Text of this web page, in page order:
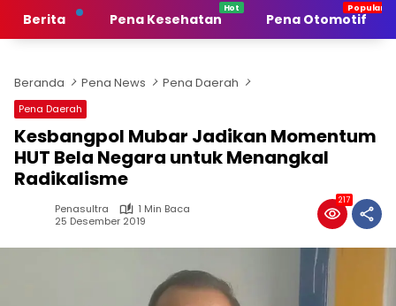
Berita Pena Kesehatan Pena Otomotif
Beranda Pena News Pena Daerah
Pena Daerah
Kesbangpol Mubar Jadikan Momentum
HUT Bela Negara untuk Menangkal
Radikalisme
Penasultra
1 Min Baca
25 Desember 2019
217